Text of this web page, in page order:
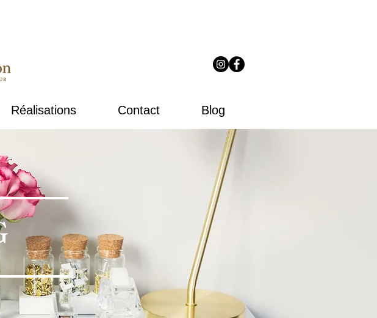
Réalisations Contact Blog